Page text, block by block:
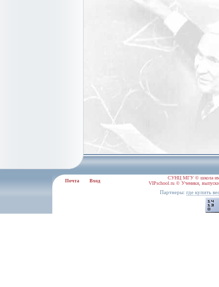
Почта Вход
СУНЦ МГУ © школа
VIPschool.ru © Ученики,
Партнеры: где купить